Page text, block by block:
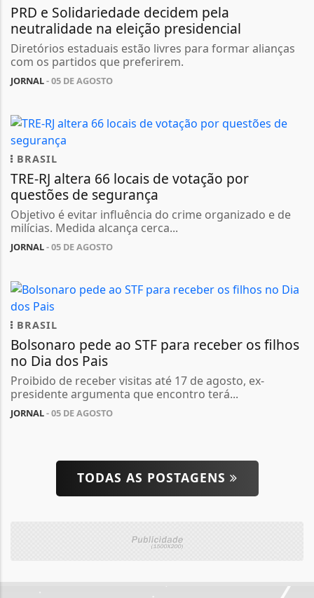
PRD e Solidariedade decidem pela
neutralidade na eleição presidencial
Diretórios estaduais estão livres para formar alianças
com os partidos que preferirem.
JORNAL- 05 DE AGOSTO
BRASIL
TRE-RJ altera 66 locais de votação por
questões de segurança
Objetivo é evitar influência do crime organizado e de
milícias. Medida alcança cerca...
JORNAL- 05 DE AGOSTO
BRASIL
Bolsonaro pede ao STF para receber os filhos
no Dia dos Pais
Proibido de receber visitas até 17 de agosto, ex-
presidente argumenta que encontro terá...
JORNAL- 05 DE AGOSTO
TODAS AS POSTAGENS